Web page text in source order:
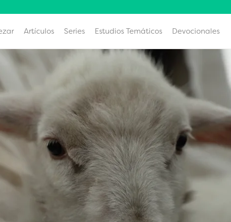
Artículos Series Estudios Temáticos Devocionales